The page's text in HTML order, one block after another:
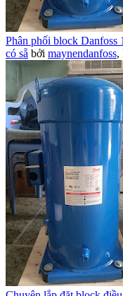
Phân phối block
có sẵ bởi maynendanfoss,